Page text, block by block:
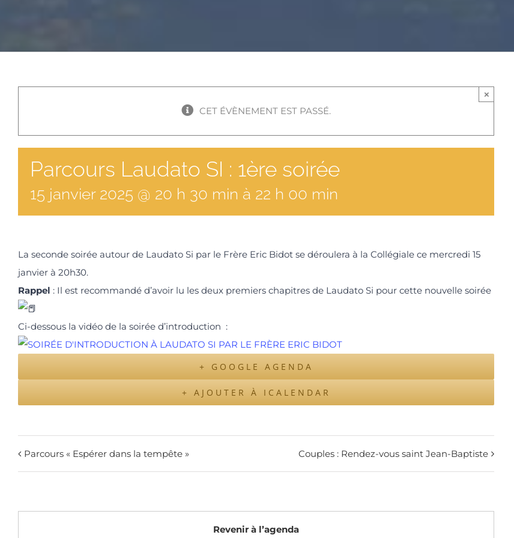
CET ÉVÈNEMENT EST PASSÉ.
×
Parcours Laudato SI : 1ère soirée
15 janvier 2025 @ 20 h 30 min à 22 h 00 min
La seconde soirée autour de Laudato Si par le Frère Eric Bidot se déroulera à la Collégiale ce mercredi 15
janvier à 20h30.
Rappel : Il est recommandé d’avoir lu les deux premiers chapitres de Laudato Si pour cette nouvelle soirée
Ci-dessous la vidéo de la soirée d’introduction :
+ GOOGLE AGENDA
+ AJOUTER À ICALENDAR
Parcours « Espérer dans la tempête » Couples : Rendez-vous saint Jean-Baptiste
Revenir à l’agenda